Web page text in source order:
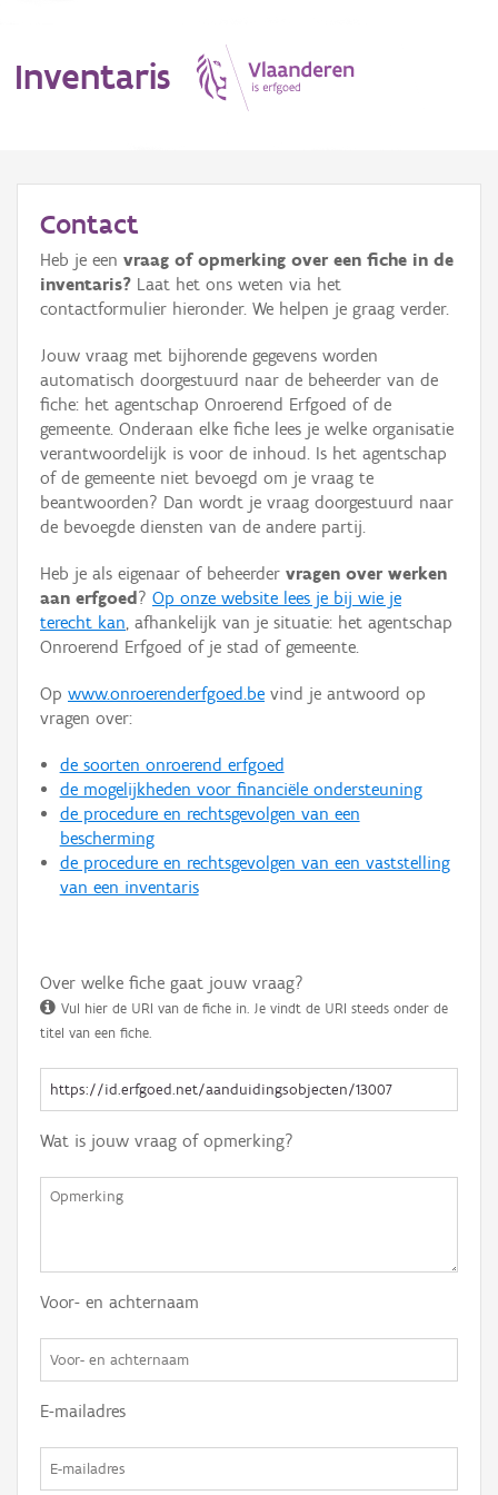
Inventaris
Erfgoedobject
Aanduidingsobject
Waarneming
Thema
Gebeurtenis
Persoon of collectief
Hergebruik
Aanmelden
Contact
Heb je een vraag of opmerking over een fiche in de
inventaris? Laat het ons weten via het
contactformulier hieronder. We helpen je graag verder.
Jouw vraag met bijhorende gegevens worden
automatisch doorgestuurd naar de beheerder van de
fiche: het agentschap Onroerend Erfgoed of de
gemeente. Onderaan elke fiche lees je welke organisatie
verantwoordelijk is voor de inhoud. Is het agentschap
of de gemeente niet bevoegd om je vraag te
beantwoorden? Dan wordt je vraag doorgestuurd naar
de bevoegde diensten van de andere partij.
Heb je als eigenaar of beheerder vragen over werken
aan erfgoed ? Op onze website lees je bij wie je
terecht kan, afhankelijk van je situatie: het agentschap
Onroerend Erfgoed of je stad of gemeente.
Op www.onroerenderfgoed.be vind je antwoord op
vragen over:
de soorten onroerend erfgoed
de mogelijkheden voor financiële ondersteuning
de procedure en rechtsgevolgen van een
bescherming
de procedure en rechtsgevolgen van een vaststelling
van een inventaris
Over welke fiche gaat jouw vraag?
Vul hier de URI van de fiche in. Je vindt de URI steeds onder de
titel van een fiche.
Wat is jouw vraag of opmerking?
Voor- en achternaam
E-mailadres